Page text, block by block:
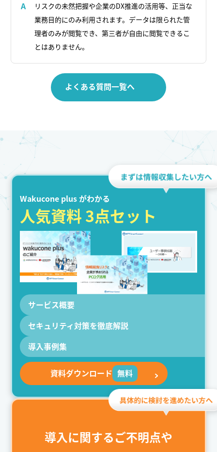
A
リスクの未然把握や企業のDX推進の活用等、正当な
業務目的にのみ利用されます。データは限られた管
理者のみが閲覧でき、第三者が自由に閲覧できるこ
とはありません。
よくある質問一覧へ
Wakucone plus がわかる
人気資料 3点セット
サービス概要
セキュリティ対策を徹底解説
導入事例集
資料ダウンロード 無料
導入に関するご不明点や